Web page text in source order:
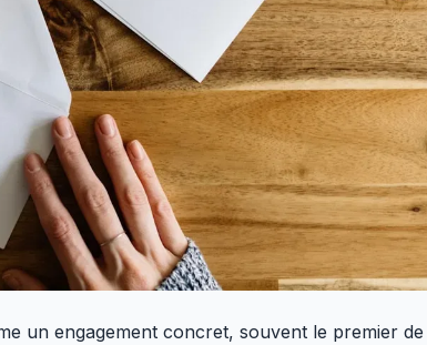
un engagement concret, souvent le premier de